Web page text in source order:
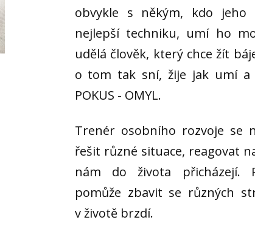
obvykle s někým, kdo
nejlepší techniku, umí ho
udělá člověk, který chce žít
o tom tak sní, žije jak umí a
POKUS - OMYL.
Trenér osobního rozvoje se
řešit různé situace, reagovat
nám do života přicházejí.
pomůže zbavit se různých
v životě brzdí.